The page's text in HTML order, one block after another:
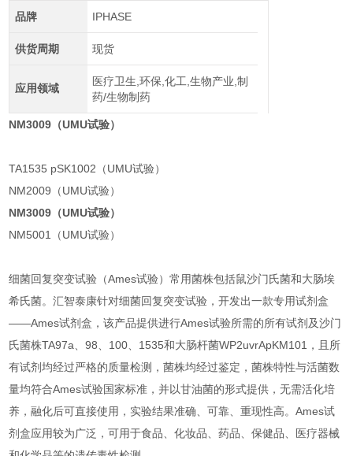
品牌 IPHASE
供货周期 现货
应用领域
医疗卫生,环保,化工,生物产业,制
药/生物制药
NM3009（UMU试验）
TA1535 pSK1002（UMU试验）
NM2009（UMU试验）
NM3009（UMU试验）
NM5001（UMU试验）
细菌回复突变试验（Ames试验）常用菌株包括鼠沙门氏菌和大肠埃
希氏菌。汇智泰康针对细菌回复突变试验，开发出一款专用试剂盒
——Ames试剂盒，该产品提供进行Ames试验所需的所有试剂及沙门
氏菌株TA97a、98、100、1535和大肠杆菌WP2uvrApKM101，且所
有试剂均经过严格的质量检测，菌株均经过鉴定，菌株特性与活菌数
量均符合Ames试验国家标准，并以甘油菌的形式提供，无需活化培
养，融化后可直接使用，实验结果准确、可靠、重现性高。Ames试
剂盒应用较为广泛，可用于食品、化妆品、药品、保健品、医疗器械